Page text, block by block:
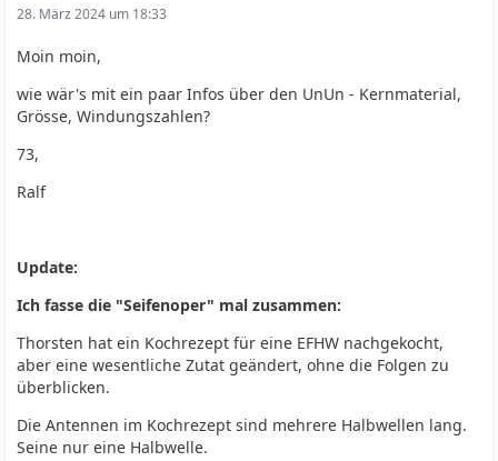
28. März 2024 um 18:33
Moin moin,
wie wär's mit ein paar Infos über den UnUn - Kernmaterial,
Grösse, Windungszahlen?
73,
Ralf
Update:
Ich fasse die "Seifenoper" mal zusammen:
Thorsten hat ein Kochrezept für eine EFHW nachgekocht,
aber eine wesentliche Zutat geändert, ohne die Folgen zu
überblicken.
Die Antennen im Kochrezept sind mehrere Halbwellen lang.
Seine nur eine Halbwelle.